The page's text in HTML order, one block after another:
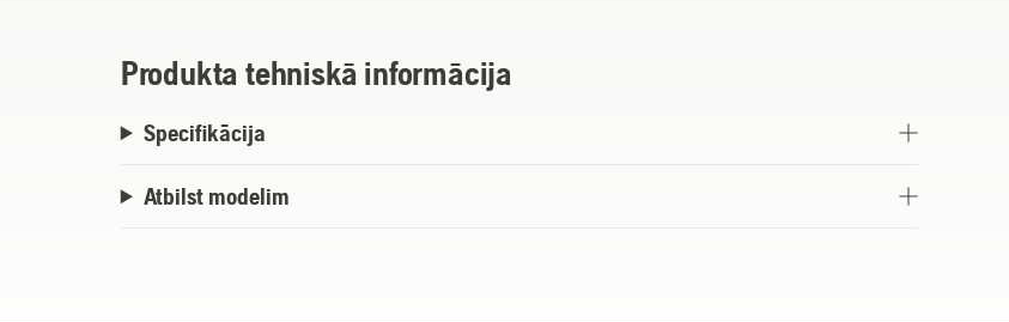
Produkta tehniskā informācija
Specifikācija
Atbilst modelim